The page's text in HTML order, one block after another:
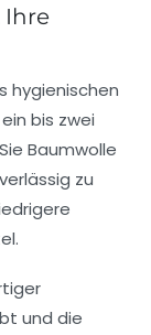
Ihre
hygienischen
bis zwei
Baumwolle
zu
und die